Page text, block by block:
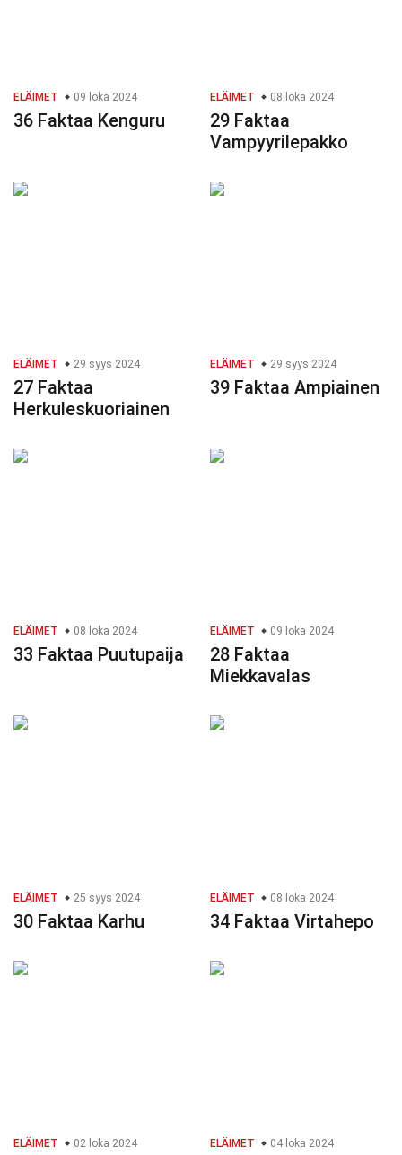
ELÄIMET 09 loka 2024
36 Faktaa Kenguru
ELÄIMET 08 loka 2024
29 Faktaa
Vampyyrilepakko
ELÄIMET 29 syys 2024
27 Faktaa
Herkuleskuoriainen
ELÄIMET 29 syys 2024
39 Faktaa Ampiainen
ELÄIMET 08 loka 2024
33 Faktaa Puutupaija
ELÄIMET 09 loka 2024
28 Faktaa
Miekkavalas
ELÄIMET 25 syys 2024
30 Faktaa Karhu
ELÄIMET 08 loka 2024
34 Faktaa Virtahepo
ELÄIMET 02 loka 2024 ELÄIMET 04 loka 2024